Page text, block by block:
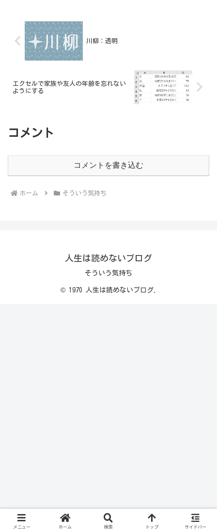
川柳：透明
エクセルで家族や友人の年齢を忘れない
ようにする
コメント
コメントを書き込む
ホーム そういう気持ち
人生は読めないブログ
そういう気持ち
© 1970 人生は読めないブログ.
メニュー ホーム 検索 トップ サイドバー